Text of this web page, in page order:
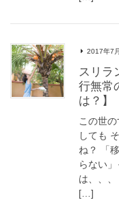
2017年7
スリランカの医療を受けてみるVol.12【諸
行無常
は？】
この世
しても
ね？ 「
らない
は、、
[…]